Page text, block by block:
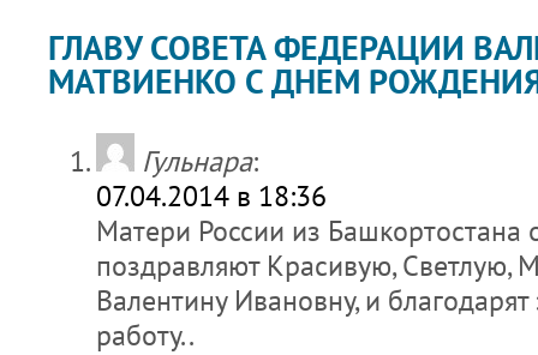
ГЛАВУ СОВЕТА ФЕДЕРАЦИИ
МАТВИЕНКО С ДНЕМ
Гульнара:
07.04.2014 в 18:36
Матери России из Башкортостана
поздравляют Красивую, Светлую,
Валентину Ивановну, и
работу..